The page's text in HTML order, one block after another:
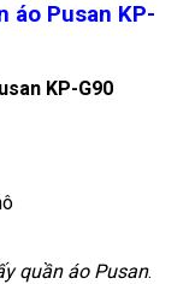
áo Pusan KP-
KP-G90
quần áo Pusan.